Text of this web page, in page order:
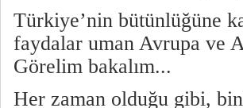
Türkiye’nin bütünlüğüne
faydalar uman Avrupa ve
Görelim bakalım...
Her zaman olduğu gibi,